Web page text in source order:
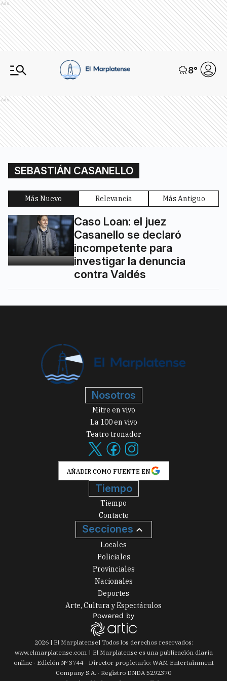
Ads
8°
Ads
SEBASTIÁN CASANELLO
Más Nuevo Relevancia Más Antiguo
Caso Loan: el juez
Casanello se declaró
incompetente para
investigar la denuncia
contra Valdés
Nosotros
Mitre en vivo
La 100 en vivo
Teatro tronador
AÑADIR COMO FUENTE EN
Tiempo
Tiempo
Contacto
Secciones
Locales
Policiales
Provinciales
Nacionales
Deportes
Arte, Cultura y Espectáculos
2026| El Marplatense| Todos los derechos reservados:
www.elmarplatense.com
El Marplatense es una publicación diaria
online · Edición Nº 3744- Director propietario: WAM Entertainment
Company S.A. · Registro DNDA 5292370